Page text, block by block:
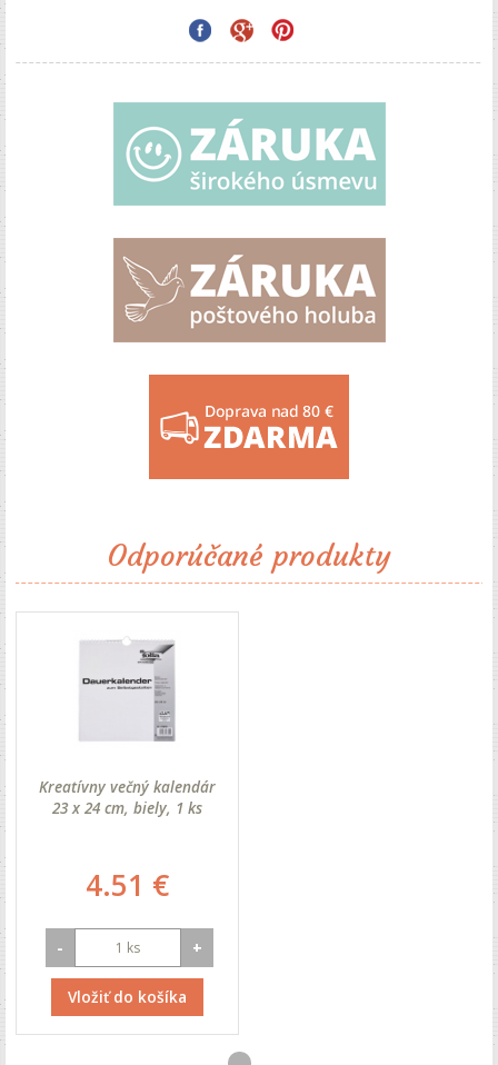
Odporúčané produkty
Kreatívny večný kalendár
23 x 24 cm, biely, 1 ks
4.51 €
- +
Vložiť do košíka